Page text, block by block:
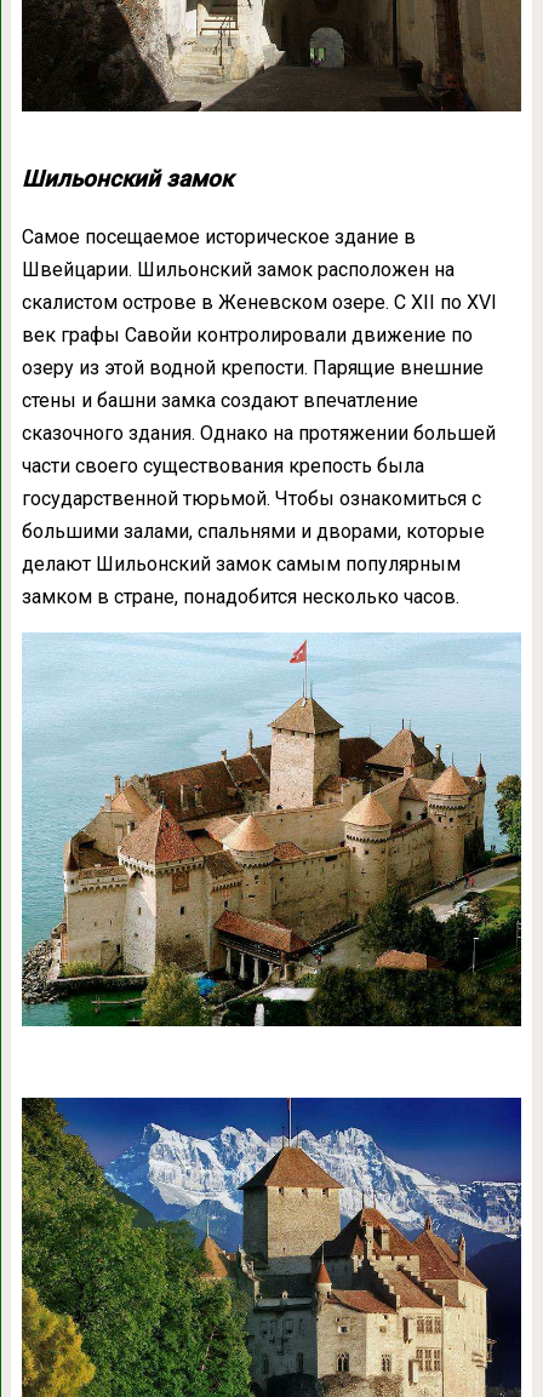
Шильонский замок
Самое посещаемое историческое здание в
Швейцарии. Шильонский замок расположен на
скалистом острове в Женевском озере. С XII по XVI
век графы Савойи контролировали движение по
озеру из этой водной крепости. Парящие внешние
стены и башни замка создают впечатление
сказочного здания. Однако на протяжении большей
части своего существования крепость была
государственной тюрьмой. Чтобы ознакомиться с
большими залами, спальнями и дворами, которые
делают Шильонский замок самым популярным
замком в стране, понадобится несколько часов.